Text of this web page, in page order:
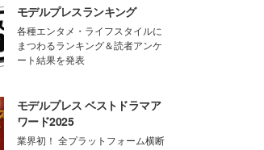
モデルプレスランキング
各種エンタメ・ライフスタイルに
まつわるランキング＆読者アンケ
ート結果を発表
モデルプレス ベストドラマア
ワード2025
業界初！ 全プラットフォーム横断